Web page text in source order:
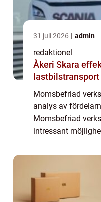
31 juli 2026 admin
redaktionel
Åkeri Skara effektiv och säker
Momsbefriad
analys av
Momsbefriad
intressant
konkurrenskraft